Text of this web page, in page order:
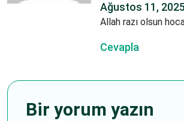
Ağustos 11,
Allah razı olsun
Cevapla
Bir yorum yazın